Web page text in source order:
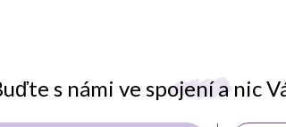
s námi ve spojení a nic